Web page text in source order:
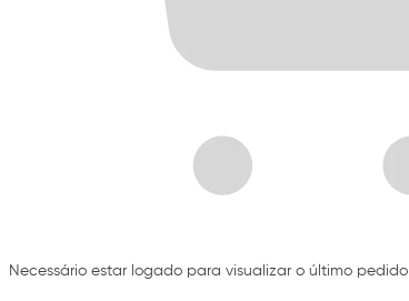
Necessário estar logado para visualizar o último pedido